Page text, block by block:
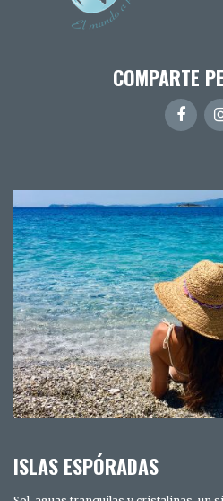
COMPARTE
ISLAS ESPÓRADAS